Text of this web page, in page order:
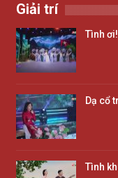
Giải trí
Tình
Dạ cổ
Tình